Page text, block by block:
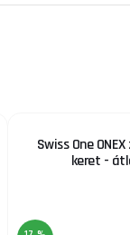
Swiss One
keret -